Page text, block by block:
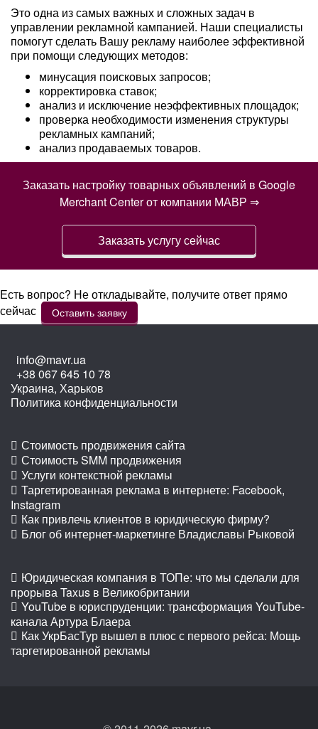
Это одна из самых важных и сложных задач в
управлении рекламной кампанией. Наши специалисты
помогут сделать Вашу рекламу наиболее эффективной
при помощи следующих методов:
минусация поисковых запросов;
корректировка ставок;
анализ и исключение неэффективных площадок;
проверка необходимости изменения структуры
рекламных кампаний;
анализ продаваемых товаров.
Заказать настройку товарных объявлений в Google
Merchant Center от компании МАВР ⇒
Заказать услугу сейчас
Есть вопрос? Не откладывайте, получите ответ прямо
сейчас
Оставить заявку
info@mavr.ua
+38 067 645 10 78
Украина, Харьков
Политика конфиденциальности
Стоимость продвижения сайта
Стоимость SMM продвижения
Услуги контекстной рекламы
Таргетированная реклама в интернете: Facebook,
Instagram
Как привлечь клиентов в юридическую фирму?
Блог об интернет-маркетинге Владиславы Рыковой
Юридическая компания в ТОПе: что мы сделали для
прорыва Taxus в Великобритании
YouTube в юриспруденции: трансформация YouTube-
канала Артура Блаера
Как УкрБасТур вышел в плюс с первого рейса: Мощь
таргетированной рекламы